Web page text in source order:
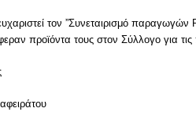
ευχαριστεί τον ”Συνεταιρισμό
προϊόντα τους στον Σύλλογο για
Η
Ζαφειράτου